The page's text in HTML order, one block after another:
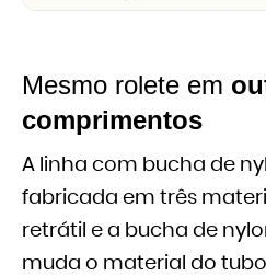
Mesmo rolete em
comprimentos
A linha com bucha de
fabricada em três
retrátil e a bucha de
muda o material do